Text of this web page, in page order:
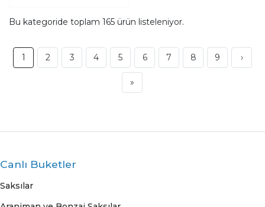
Saksı 4 Ayaklı
Bu kategoride toplam 165 ürün listeleniyor.
1 2 3 4 5 6 7 8 9 ›
»
Canlı Buketler
Saksılar